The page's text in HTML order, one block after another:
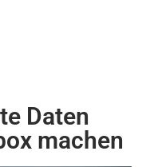
Daten
machen